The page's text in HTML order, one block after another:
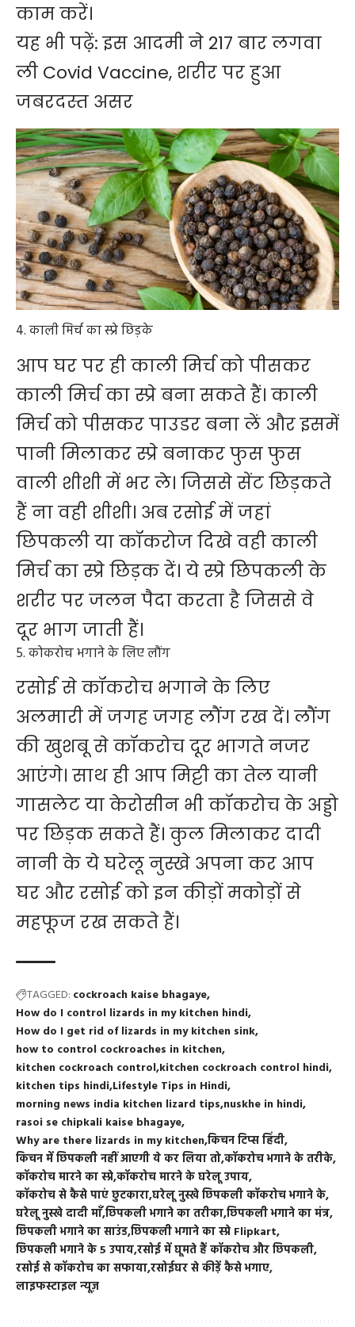
काम करें।
यह भी पढ़ें:इस आदमी ने 217 बार लगवा
ली Covid Vaccine, शरीर पर हुआ
जबरदस्त असर
4. काली मिर्च का स्प्रे छिड़के
आप घर पर ही काली मिर्च को पीसकर
काली मिर्च का स्प्रे बना सकते हैं। काली
मिर्च को पीसकर पाउडर बना लें और इसमें
पानी मिलाकर स्प्रे बनाकर फुस फुस
वाली शीशी में भर ले। जिससे सेंट छिड़कते
हैं ना वही शीशी। अब रसोई में जहां
छिपकली या कॉकरोज दिखे वही काली
मिर्च का स्प्रे छिड़क दें। ये स्प्रे छिपकली के
शरीर पर जलन पैदा करता है जिससे वे
दूर भाग जाती हैं।
5. कोकरोच भगाने के लिए लौंग
रसोई से कॉकरोच भगाने के लिए
अलमारी में जगह जगह लौंग रख दें। लौंग
की खुशबू से कॉकरोच दूर भागते नजर
आएंगे। साथ ही आप मिट्टी का तेल यानी
गासलेट या केरोसीन भी कॉकरोच के अड्डो
पर छिड़क सकते हैं। कुल मिलाकर दादी
नानी के ये घरेलू नुस्खे अपना कर आप
घर और रसोई को इन कीड़ों मकोड़ों से
महफूज रख सकते हैं।
TAGGED: cockroach kaise bhagaye
How do I control lizards in my kitchen hindi
How do I get rid of lizards in my kitchen sink
how to control cockroaches in kitchen
kitchen cockroach control kitchen cockroach control hindi
kitchen tips hindi Lifestyle Tips in Hindi
morning news india kitchen lizard tips nuskhe in hindi
rasoi se chipkali kaise bhagaye
Why are there lizards in my kitchenकिचन टिप्स हिंदी
किचन में छिपकली नहीं आएगी ये कर लिया तोकॉकरोच भगाने के तरीके
कॉकरोच मारने का स्प्रेकॉकरोच मारने के घरेलू उपाय
कॉकरोच से कैसे पाएं छुटकाराघरेलू नुस्खे छिपकली कॉकरोच भगाने के
घरेलू नुस्खे दादी माँछिपकली भगाने का तरीकाछिपकली भगाने का मंत्र
छिपकली भगाने का साउंडछिपकली भगाने का स्प्रे Flipkart
छिपकली भगाने के 5 उपायरसोई में घूमते हैं कॉकरोच और छिपकली
रसोई से कॉकरोच का सफायारसोईघर से कीड़ें कैसे भगाए
लाइफस्टाइल न्यूज़